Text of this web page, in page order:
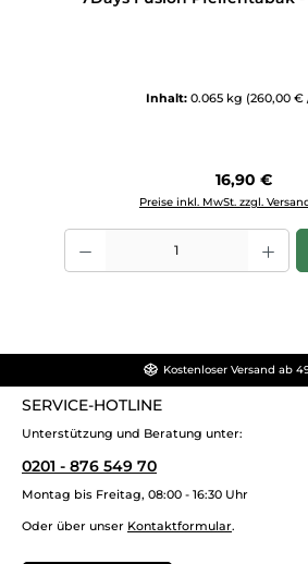
Inhalt: 0.065 kg (260,00 €
Regulärer
16,90 €
Preise inkl. MwSt. zzgl.
Produkt Anzahl: Gib den
Kostenloser Versand ab
SERVICE-HOTLINE
Unterstützung und Beratung unter:
0201 - 876 549 70
Montag bis Freitag, 08:00 - 16:30 Uhr
Oder über unser Kontaktformular.